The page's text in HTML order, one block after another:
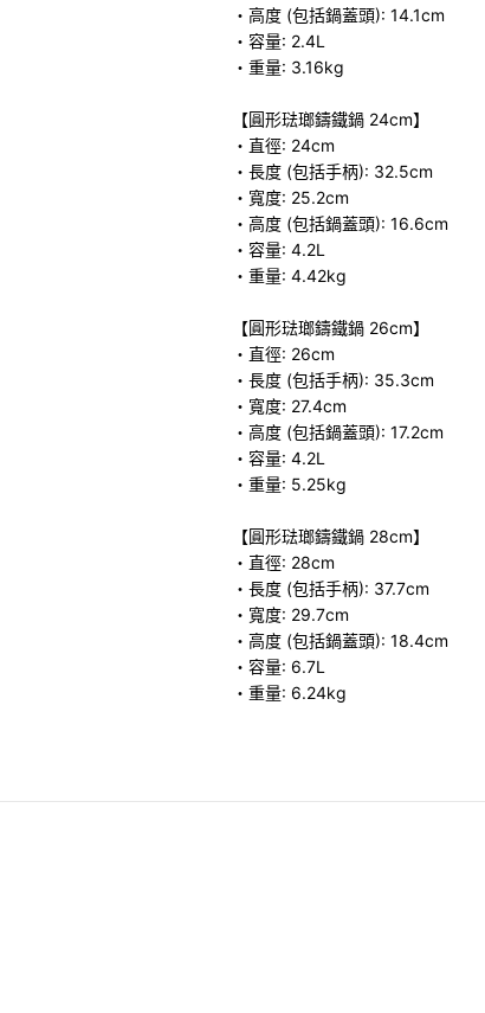
・高度 (包括鍋蓋頭): 14.1cm
・容量: 2.4L
・重量: 3.16kg
【圓形琺瑯鑄鐵鍋 24cm】
・直徑: 24cm
・長度 (包括手柄): 32.5cm
・寬度: 25.2cm
・高度 (包括鍋蓋頭): 16.6cm
・容量: 4.2L
・重量: 4.42kg
【圓形琺瑯鑄鐵鍋 26cm】
・直徑: 26cm
・長度 (包括手柄): 35.3cm
・寬度: 27.4cm
・高度 (包括鍋蓋頭): 17.2cm
・容量: 4.2L
・重量: 5.25kg
【圓形琺瑯鑄鐵鍋 28cm】
・直徑: 28cm
・長度 (包括手柄): 37.7cm
・寬度: 29.7cm
・高度 (包括鍋蓋頭): 18.4cm
・容量: 6.7L
・重量: 6.24kg